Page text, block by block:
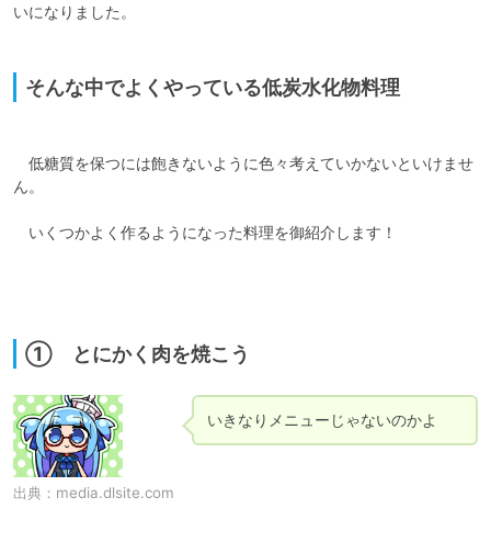
いになりました。
そんな中でよくやっている低炭水化物料理
低糖質を保つには飽きないように色々考えていかないといけませ
ん。
いくつかよく作るようになった料理を御紹介します！
① とにかく肉を焼こう
出典： media.dlsite.com
いきなりメニューじゃないのかよ